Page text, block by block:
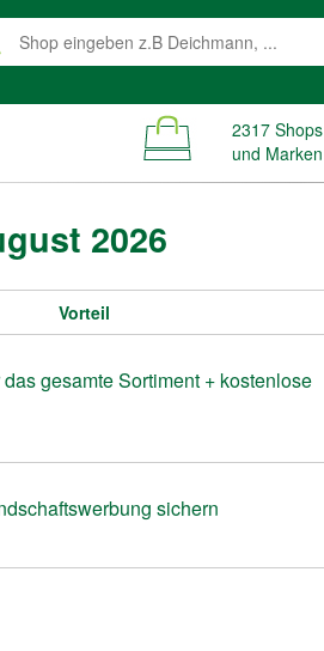
2317 Shops
und Marken
2026
Vorteil
gesamte Sortiment + kostenlose
sichern